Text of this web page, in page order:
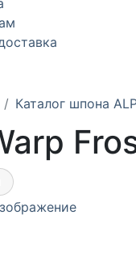
Каталог шпона